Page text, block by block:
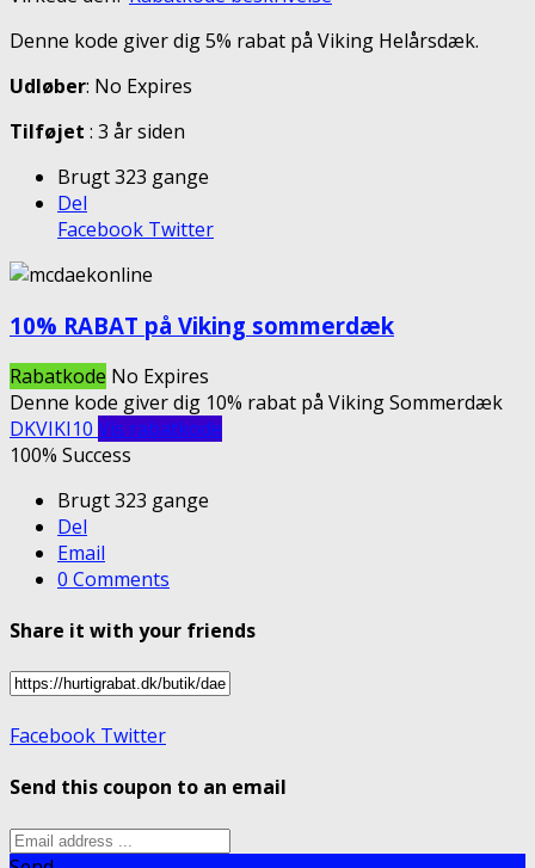
Denne kode giver dig 5% rabat på Viking Helårsdæk.
Udløber: No Expires
Tilføjet : 3 år siden
Brugt 323 gange
Del
Facebook Twitter
10% RABAT på Viking sommerdæk
Rabatkode No Expires
Denne kode giver dig 10% rabat på Viking Sommerdæk
DKVIKI10 Vis rabatkode
100% Success
Brugt 323 gange
Del
Email
0 Comments
Share it with your friends
Facebook Twitter
Send this coupon to an email